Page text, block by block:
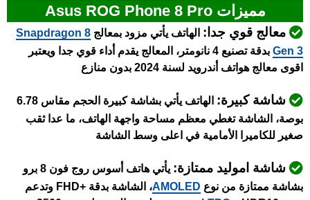
مميزات Asus ROG Phone 8 Pro
معالج قوي جدا: الهاتف يأتي مزود بمعالج Snapdragon 8
Gen 3
بدقة تصنيع 4 نانومتر، المعالج يقدم أداء قوي جدا ويعتبر
اقوى معالج هواتف أندرويد لسنة 2024 بدون منازع
شاشة كبيرة:
الهاتف يأتي بشاشة كبيرة الحجم مقاس 6.78
بوصة، الشاشة تغطي معظم مساحة واجهة الهاتف، ما عدا ثقب
صغير للكاميرا الأمامية في اعلى وسط الشاشة
شاشة اموليد ممتازة: يأتي
هاتف أسوس روج فون 8 برو
بشاشة ممتازة من نوع AMOLED
، الشاشة بدقة +FHD وتدعم